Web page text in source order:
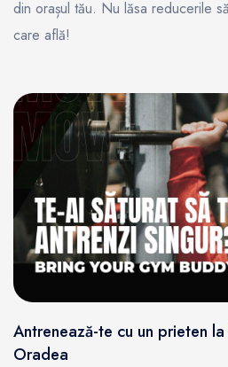
din orașul tău. Nu lăsa reducerile
care află!
Antrenează-te cu un prieten
Oradea